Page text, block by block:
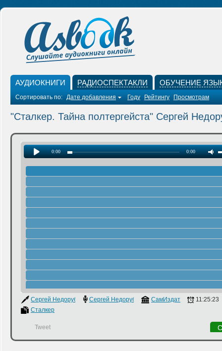
АУДИОКНИГИ РАДИОСПЕКТАКЛИ ОБУЧЕНИЕ
Сортировать по: Дате добавления Году Рейтингу Просмотрам
"Сталкер. Тайна полтергейста" Сергей
0:00 0:00
Сергей Недоруб Сергей Недоруб СамИздат
11:25:23
Сталкер
Tweet